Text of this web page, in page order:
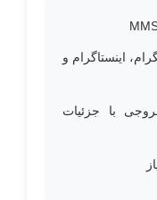
اینستاگرام و
با جزئیات